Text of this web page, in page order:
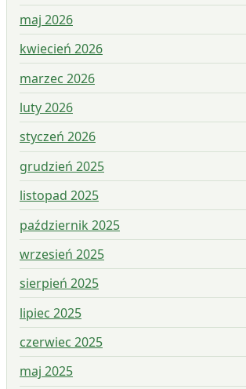
maj 2026
kwiecień 2026
marzec 2026
luty 2026
styczeń 2026
grudzień 2025
listopad 2025
październik 2025
wrzesień 2025
sierpień 2025
lipiec 2025
czerwiec 2025
maj 2025